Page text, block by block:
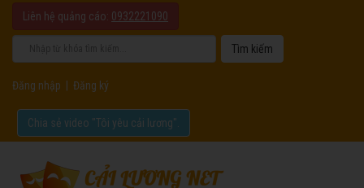
Liên hệ quảng cáo: 0932221090
Đăng nhập Đăng ký
Chia sẻ video "Tôi yêu cải lương".